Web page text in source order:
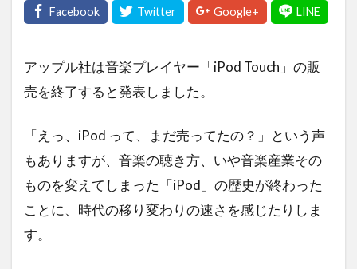
アップル社は音楽プレイヤー「iPod Touch」の販
売を終了すると発表しました。
「えっ、iPod って、まだ売ってたの？」という声
もありますが、音楽の聴き方、いや音楽産業その
ものを変えてしまった「iPod」の歴史が終わった
ことに、時代の移り変わりの速さを感じたりしま
す。